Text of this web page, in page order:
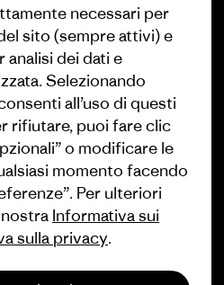
program
di affiliazione
Italia Mappa del sito
Reserved.
necessari per
sito (sempre attivi) e
dei dati e
Selezionando
all’uso di questi
rifiutare, puoi fare clic
o modificare le
momento facendo
Per ulteriori
Informativa sui
sulla privacy.